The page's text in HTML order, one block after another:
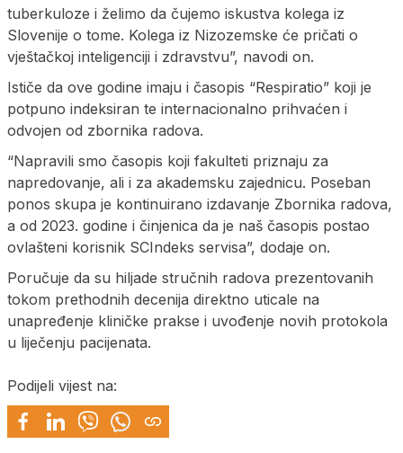
tuberkuloze i želimo da čujemo iskustva kolega iz
Slovenije o tome. Kolega iz Nizozemske će pričati o
vještačkoj inteligenciji i zdravstvu”, navodi on.
Ističe da ove godine imaju i časopis “Respiratio” koji je
potpuno indeksiran te internacionalno prihvaćen i
odvojen od zbornika radova.
“Napravili smo časopis koji fakulteti priznaju za
napredovanje, ali i za akademsku zajednicu. Poseban
ponos skupa je kontinuirano izdavanje Zbornika radova,
a od 2023. godine i činjenica da je naš časopis postao
ovlašteni korisnik SCIndeks servisa”, dodaje on.
Poručuje da su hiljade stručnih radova prezentovanih
tokom prethodnih decenija direktno uticale na
unapređenje kliničke prakse i uvođenje novih protokola
u liječenju pacijenata.
Podijeli vijest na: